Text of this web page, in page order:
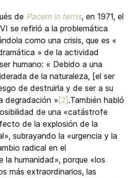
de Pacem in terris, en 1971, el
se refirió a la problemática
como una crisis, que es «
» de la actividad
humano: « Debido a una
de la naturaleza, [el ser
de destruirla y de ser a su
degradación » [2] .También habló
de una «catástrofe
de la explosión de la
subrayando la «urgencia y la
radical en el
humanidad», porque «los
más extraordinarios, las